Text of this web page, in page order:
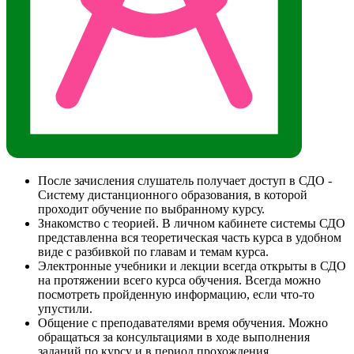
После зачисления слушатель получает доступ в СДО -
Систему дистанционного образования, в которой
проходит обучение по выбранному курсу.
Знакомство с теорией. В личном кабинете системы СДО
представленна вся теоретическая часть курса в удобном
виде с разбивкой по главам и темам курса.
Электронные учебники и лекции всегда открыты в СДО
на протяжении всего курса обучения. Всегда можно
посмотреть пройденную информацию, если что-то
упустили.
Общение с преподавателями время обучения. Можно
обращаться за консультациями в ходе выполнения
заданий по курсу и в период прохождения